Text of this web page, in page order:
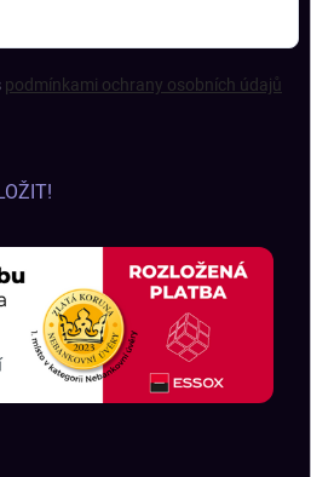
podmínkami ochrany osobních údajů